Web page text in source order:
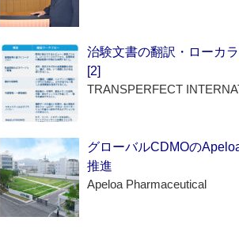
治験文書の翻訳・ローカ
[2]
TRANSPERFECT
グローバルCDMOの
推進
Apeloa Pharmaceutical